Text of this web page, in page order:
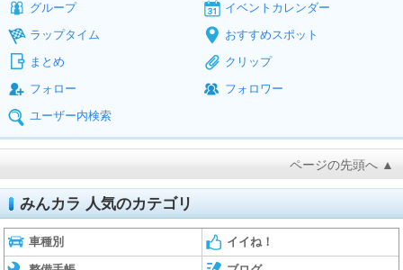
グループ
イベントカレンダー
ラップタイム
おすすめスポット
まとめ
クリップ
フォロー
フォロワー
ユーザー内検索
ページの先頭へ ▲
みんカラ 人気のカテゴリ
車種別 イイね！